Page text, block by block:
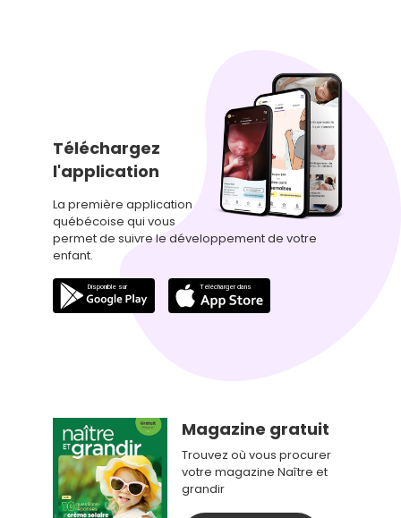
Téléchargez
l'application
La première application
québécoise qui vous
permet de suivre le développement de votre
enfant.
Magazine gratuit
Trouvez où vous procurer
votre magazine Naître et
grandir